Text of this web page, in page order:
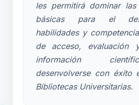
les permitirá dominar las
básicas para el
habilidades y
de acceso,
información
desenvolverse con éxito
Bibliotecas Universitarias.